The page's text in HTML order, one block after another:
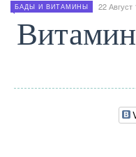
БАДЫ И ВИТАМИНЫ 22 Август